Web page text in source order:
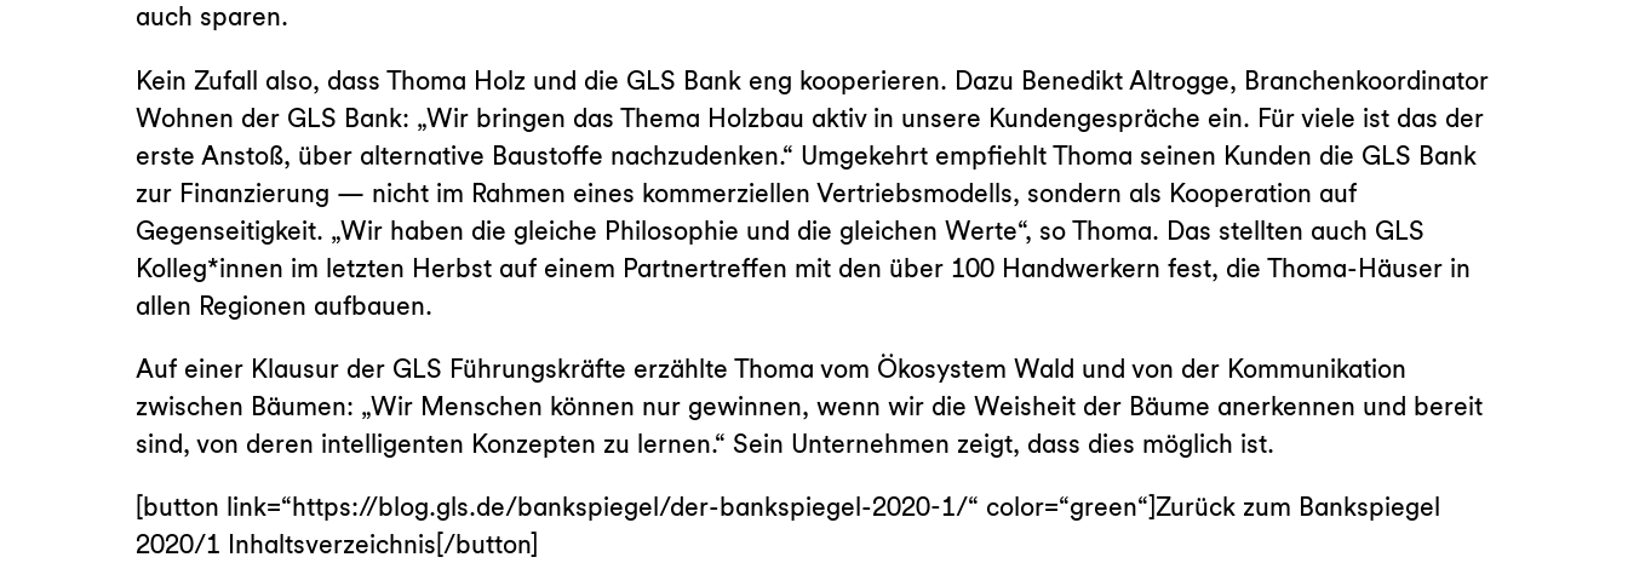
auch sparen.
Kein Zufall also, dass Thoma Holz und die GLS Bank eng kooperieren. Dazu Benedikt Altrogge, Branchenkoordinator
Wohnen der GLS Bank: „Wir bringen das Thema Holzbau aktiv in unsere Kundengespräche ein. Für viele ist das der
erste Anstoß, über alternative Baustoffe nachzudenken.“ Umgekehrt empfiehlt Thoma seinen Kunden die GLS Bank
zur Finanzierung — nicht im Rahmen eines kommerziellen Vertriebsmodells, sondern als Kooperation auf
Gegenseitigkeit. „Wir haben die gleiche Philosophie und die gleichen Werte“, so Thoma. Das stellten auch GLS
Kolleg*innen im letzten Herbst auf einem Partnertreffen mit den über 100 Handwerkern fest, die Thoma-Häuser in
allen Regionen aufbauen.
Auf einer Klausur der GLS Führungskräfte erzählte Thoma vom Ökosystem Wald und von der Kommunikation
zwischen Bäumen: „Wir Menschen können nur gewinnen, wenn wir die Weisheit der Bäume anerkennen und bereit
sind, von deren intelligenten Konzepten zu lernen.“ Sein Unternehmen zeigt, dass dies möglich ist.
[button link=“https://blog.gls.de/bankspiegel/der-bankspiegel-2020-1/“ color=“green“]Zurück zum Bankspiegel
2020/1 Inhaltsverzeichnis[/button]